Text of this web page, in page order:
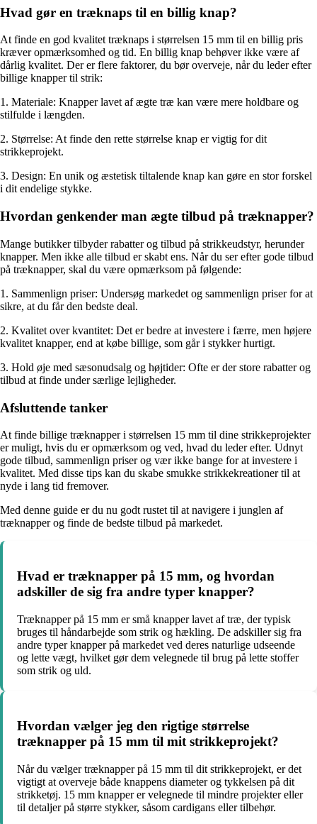
Hvad gør en træknaps til en billig knap?
At finde en god kvalitet træknaps i størrelsen 15 mm til en billig pris
kræver opmærksomhed og tid. En billig knap behøver ikke være af
dårlig kvalitet. Der er flere faktorer, du bør overveje, når du leder efter
billige knapper til strik:
1. Materiale: Knapper lavet af ægte træ kan være mere holdbare og
stilfulde i længden.
2. Størrelse: At finde den rette størrelse knap er vigtig for dit
strikkeprojekt.
3. Design: En unik og æstetisk tiltalende knap kan gøre en stor forskel
i dit endelige stykke.
Hvordan genkender man ægte tilbud på træknapper?
Mange butikker tilbyder rabatter og tilbud på strikkeudstyr, herunder
knapper. Men ikke alle tilbud er skabt ens. Når du ser efter gode tilbud
på træknapper, skal du være opmærksom på følgende:
1. Sammenlign priser: Undersøg markedet og sammenlign priser for at
sikre, at du får den bedste deal.
2. Kvalitet over kvantitet: Det er bedre at investere i færre, men højere
kvalitet knapper, end at købe billige, som går i stykker hurtigt.
3. Hold øje med sæsonudsalg og højtider: Ofte er der store rabatter og
tilbud at finde under særlige lejligheder.
Afsluttende tanker
At finde billige træknapper i størrelsen 15 mm til dine strikkeprojekter
er muligt, hvis du er opmærksom og ved, hvad du leder efter. Udnyt
gode tilbud, sammenlign priser og vær ikke bange for at investere i
kvalitet. Med disse tips kan du skabe smukke strikkekreationer til at
nyde i lang tid fremover.
Med denne guide er du nu godt rustet til at navigere i junglen af
træknapper og finde de bedste tilbud på markedet.
Hvad er træknapper på 15 mm, og hvordan
adskiller de sig fra andre typer knapper?
Træknapper på 15 mm er små knapper lavet af træ, der typisk
bruges til håndarbejde som strik og hækling. De adskiller sig fra
andre typer knapper på markedet ved deres naturlige udseende
og lette vægt, hvilket gør dem velegnede til brug på lette stoffer
som strik og uld.
Hvordan vælger jeg den rigtige størrelse
træknapper på 15 mm til mit strikkeprojekt?
Når du vælger træknapper på 15 mm til dit strikkeprojekt, er det
vigtigt at overveje både knappens diameter og tykkelsen på dit
strikketøj. 15 mm knapper er velegnede til mindre projekter eller
til detaljer på større stykker, såsom cardigans eller tilbehør.